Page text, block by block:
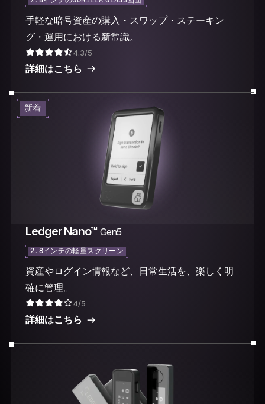
手軽な暗号資産の購入・スワップ・ステーキン
グ・運用における新常識。
4.3/5
詳細はこちら
新着
Ledger Nano™ Gen5
2.8インチの軽量スクリーン
資産やログイン情報など、日常生活を、楽しく明
確に管理。
4/5
詳細はこちら